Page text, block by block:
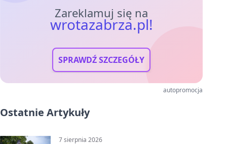
Zareklamuj się na
wrotazabrza.pl!
SPRAWDŹ SZCZEGÓŁY
autopromocja
Ostatnie Artykuły
7 sierpnia 2026